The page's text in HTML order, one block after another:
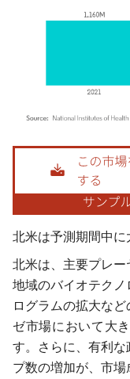
画像 © Mordor
北米は予測期間中
北米は、主要プレ
地域のバイオテク
ログラムの拡大な
ゼ市場において大
す。さらに、有利
プ数の増加が、市